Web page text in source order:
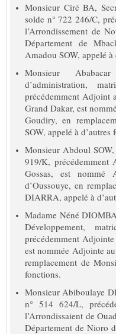
Monsieur Ciré BA,
solde n° 722 246/C,
l’Arrondissement de
Département de
Amadou SOW, appelé à
Monsieur
d’administration,
précédemment Adjoint
Grand Dakar, est
Goudiry, en
SOW, appelé à d’autres
Monsieur Abdoul
919/K, précédemment
Gossas, est nommé
d’Oussouye, en
DIARRA, appelé à
Madame Néné
Développement,
précédemment
est nommée Adjointe
remplacement de
fonctions.
Monsieur Abiboulaye
n° 514 624/L,
l’Arrondissaient de
Département de Nioro